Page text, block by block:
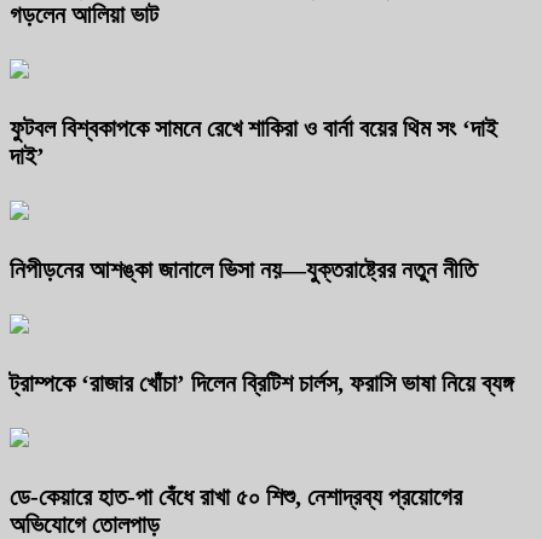
গড়লেন আলিয়া ভাট
ফুটবল বিশ্বকাপকে সামনে রেখে শাকিরা ও বার্না বয়ের থিম সং ‘দাই
দাই’
নিপীড়নের আশঙ্কা জানালে ভিসা নয়—যুক্তরাষ্ট্রের নতুন নীতি
ট্রাম্পকে ‘রাজার খোঁচা’ দিলেন ব্রিটিশ চার্লস, ফরাসি ভাষা নিয়ে ব্যঙ্গ
ডে-কেয়ারে হাত-পা বেঁধে রাখা ৫০ শিশু, নেশাদ্রব্য প্রয়োগের
অভিযোগে তোলপাড়